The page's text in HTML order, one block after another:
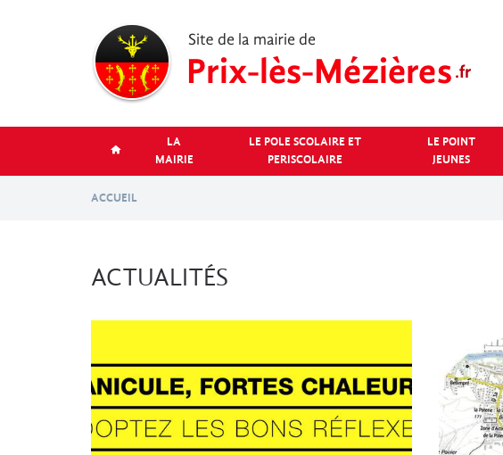
LA
MAIRIE
LE POLE SCOLAIRE ET
PERISCOLAIRE
LE POINT
JEUNES
ACCUEIL
ACTUALITÉS